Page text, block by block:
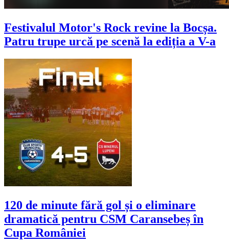
Festivalul Motor's Rock revine la Bocșa.
Patru trupe urcă pe scenă la ediția a V-a
120 de minute fără gol și o eliminare
dramatică pentru CSM Caransebeș în
Cupa României